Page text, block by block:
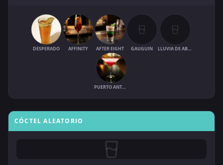
DESPERADO AFFINITY AFTER EIGHT GAUGUIN LLUVIA DE ABRIL
PUERTO ANTONIO
CÓCTEL ALEATORIO